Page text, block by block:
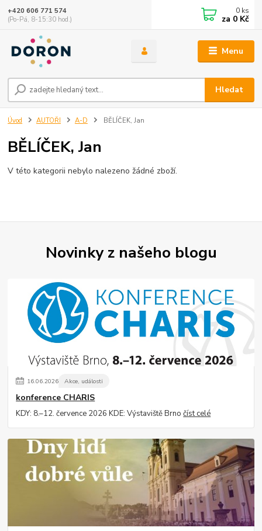
Menu
Hledat
+420 606 771 574
(Po-Pá, 8-15:30 hod.)
0 ks
za 0 Kč
Úvod AUTOŘI A-D BĚLÍČEK, Jan
BĚLÍČEK, Jan
V této kategorii nebylo nalezeno žádné zboží.
Novinky z našeho blogu
16.06.2026 Akce, události
konference CHARIS
KDY: 8.–12. července 2026 KDE: Výstaviště Brnočíst celé